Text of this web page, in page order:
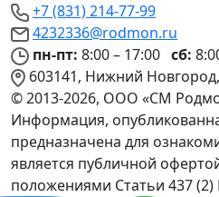
+7 (831) 214-77-99
4232336@rodmon.ru
пн-пт: 8:00 – 17:00 сб:
603141, Нижний
© 2013-2026, ООО «СМ
Информация,
предназначена для
является публичной
положениями Статьи 437 (2)